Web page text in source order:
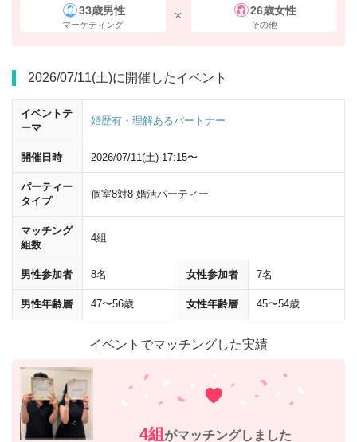
出口7-9の方向へ右に曲がってください。
33歳男性
マーケティング
26歳女性
その他
2026/07/11(土)に開催したイベント
イベントテ
ーマ
婚歴有・理解あるパートナー
開催日時 2026/07/11(土) 17:15〜
パーティー
タイプ
個室8対8 婚活パーティー
マッチング
組数
4組
男性参加者 8名 女性参加者 7名
男性年齢層 47〜56歳 女性年齢層 45〜54歳
イベントでマッチングした実績
4組 がマッチングしました